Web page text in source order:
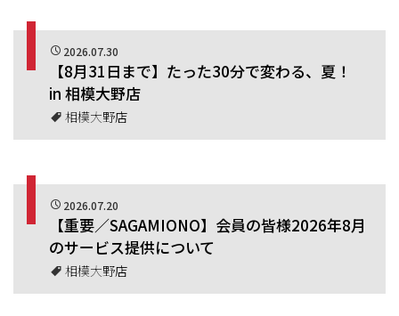
2026.07.30
【8月31日まで】たった30分で変わる、夏！
in 相模大野店
相模大野店
2026.07.20
【重要／SAGAMIONO】会員の皆様2026年8月
のサービス提供について
相模大野店